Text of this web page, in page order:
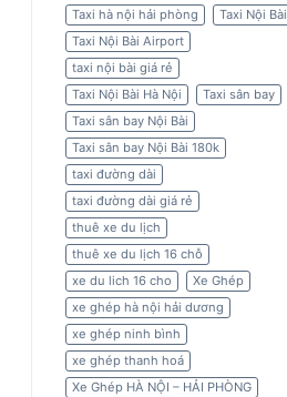
Taxi hà nội hải phòng
Taxi Nội Bài
Taxi Nội Bài Airport
taxi nội bài giá rẻ
Taxi Nội Bài Hà Nội
Taxi sân bay
Taxi sân bay Nội Bài
Taxi sân bay Nội Bài 180k
taxi đường dài
taxi đường dài giá rẻ
thuê xe du lịch
thuê xe du lịch 16 chỗ
xe du lich 16 cho
Xe Ghép
xe ghép hà nội hải dương
xe ghép ninh bình
xe ghép thanh hoá
Xe Ghép HÀ NỘI – HẢI PHÒNG